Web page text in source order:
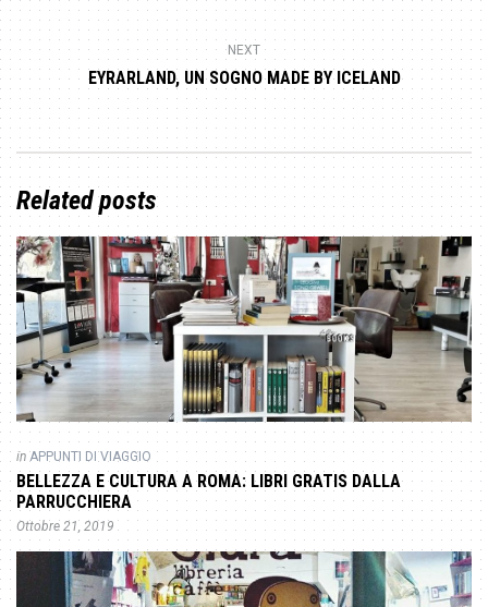
NEXT
EYRARLAND, UN SOGNO MADE BY ICELAND
Related posts
in APPUNTI DI VIAGGIO
BELLEZZA E CULTURA A ROMA: LIBRI GRATIS DALLA
PARRUCCHIERA
Ottobre 21, 2019